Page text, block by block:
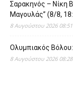
Σαρακηνός – Νίκη
Μαγουλάς” (8/8,
8 Αυγούστου 2026 08:51
Ολυμπιακός
8 Αυγούστου 2026 08:28